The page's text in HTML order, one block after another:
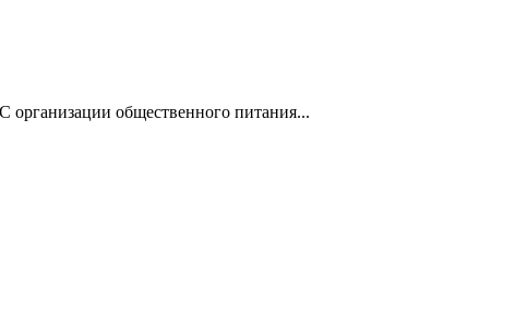
общественного питания...